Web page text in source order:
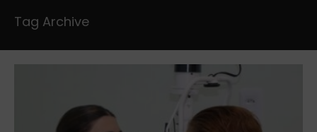
Tag Archive